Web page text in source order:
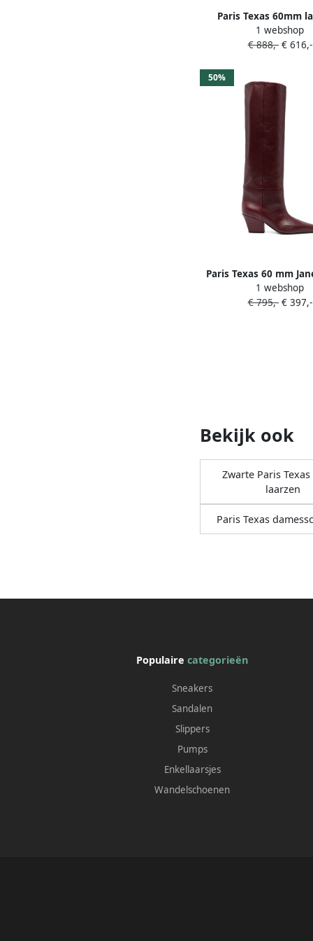
Paris Texas 60mm
laarzen Rood
1 webshop
€ 888,-€ 616,-
50%
Paris Texas 60 mm
Rood
1 webshop
€ 795,-€ 397,-
Bekijk ook
Zwarte Paris
laarzen
Paris Texas
Populairecategorieën
Sneakers
Sandalen
Slippers
Pumps
Enkellaarsjes
Wandelschoenen